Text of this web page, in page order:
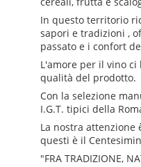
In questo territorio
sapori e tradizioni ,
passato e i confort
L'amore per il vino
qualità del prodotto.
Con la selezione
I.G.T. tipici della
La nostra
questi è il
"FRA TRADIZIONE,